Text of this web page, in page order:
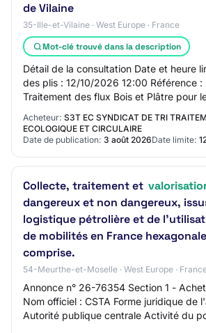
de Vilaine
35-Ille-et-Vilaine · West Europe · France
Mot-clé trouvé dans la description
Détail de la consultation Date et heure
des plis : 12/10/2026 12:00 Référence
Traitement des flux Bois et Plâtre pour
Acheteur: S3T EC SYNDICAT DE TRI
ECOLOGIQUE ET CIRCULAIRE
Date de publication: 3 août 2026Date limite:
Collecte, traitement et
dangereux et non dangereux,
logistique pétrolière et de
de mobilités en France
comprise.
54-Meurthe-et-Moselle · West Europe ·
Annonce n° 26-76354 Section 1 -
Nom officiel : CSTA Forme juridique de
Autorité publique centrale Activité du